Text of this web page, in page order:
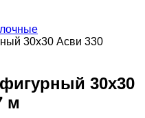
30х30 Асви 330
30х30
м